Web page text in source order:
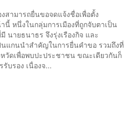
สามารถยื่นขอจดแจ้งชื่อเพื่อตั้ง
นี้ หนึ่งในกลุ่มการเมืองที่ถูกจับตาเป็น
นายธนาธร จึงรุ่งเรืองกิจ และ
แกนนำสำคัญในการยื่นคำขอ รวมถึงที่
วัดเพื่อพบปะประชาชน ขณะเดียวกันก็
บรอง เนื่องจ...